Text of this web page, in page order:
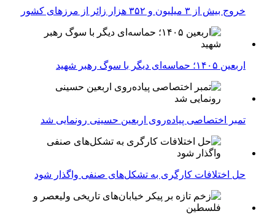
خروج بیش از ۳ میلیون و ۳۵۲ هزار زائر از مرزهای کشور
اربعین ۱۴۰۵؛ حماسه‌ای دیگر با سوگ رهبر شهید
تمبر اختصاصی پیاده‌روی اربعین حسینی رونمایی شد
حل اختلافات کارگری به تشکل‌های صنفی واگذار شود